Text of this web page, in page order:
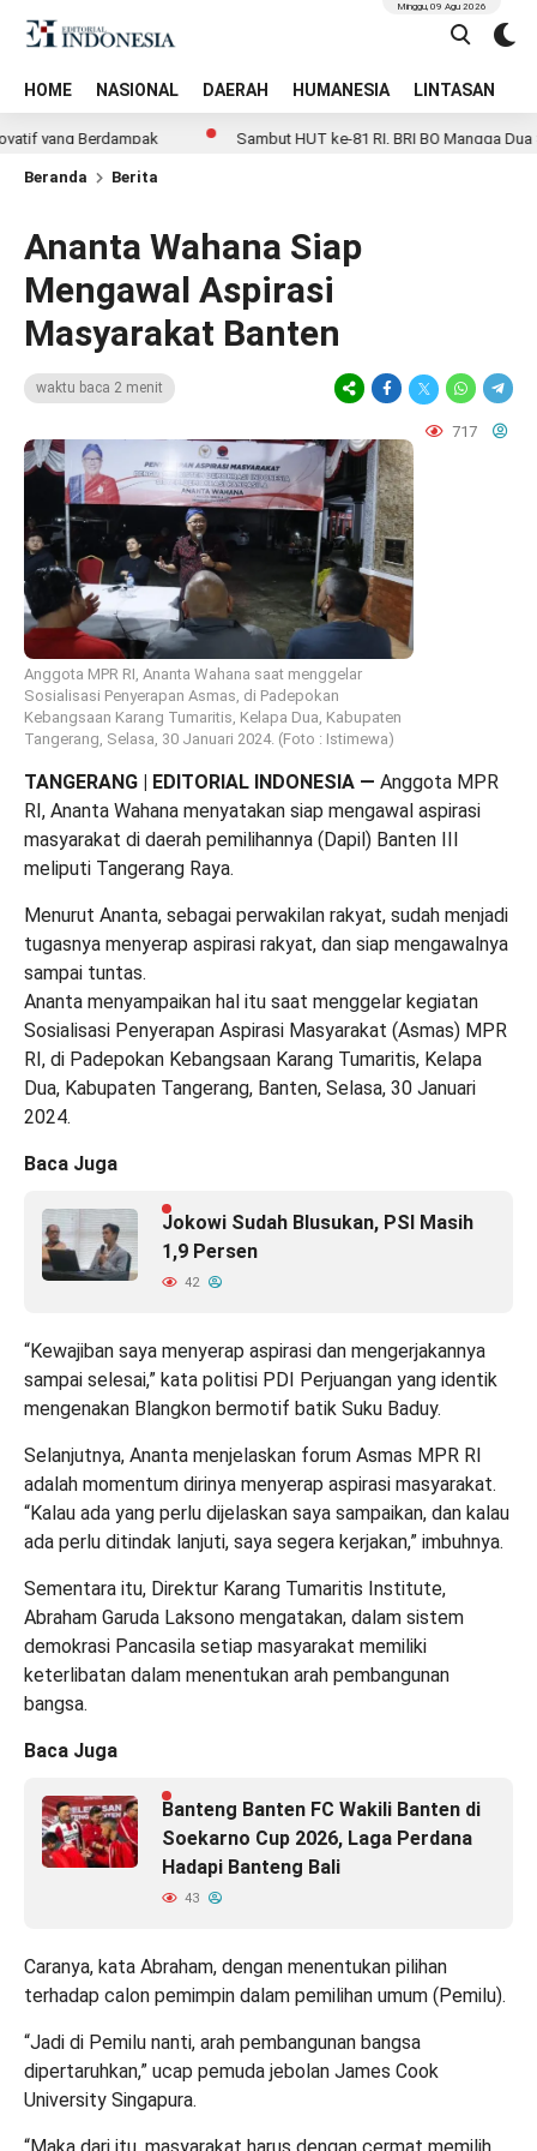
HOME NASIONAL DAERAH HUMANESIA LINTASAN
Minggu, 09 Agu 2026
Berdampak Sambut HUT ke-81 RI, BRI BO Mangga Dua
Beranda Berita
Ananta Wahana Siap
Mengawal Aspirasi
Masyarakat Banten
waktu baca 2 menit
717
Anggota MPR RI, Ananta Wahana saat menggelar
Sosialisasi Penyerapan Asmas, di Padepokan
Kebangsaan Karang Tumaritis, Kelapa Dua, Kabupaten
Tangerang, Selasa, 30 Januari 2024. (Foto : Istimewa)
TANGERANG | EDITORIAL INDONESIA — Anggota MPR
RI, Ananta Wahana menyatakan siap mengawal aspirasi
masyarakat di daerah pemilihannya (Dapil) Banten III
meliputi Tangerang Raya.
Menurut Ananta, sebagai perwakilan rakyat, sudah menjadi
tugasnya menyerap aspirasi rakyat, dan siap mengawalnya
sampai tuntas.
Ananta menyampaikan hal itu saat menggelar kegiatan
Sosialisasi Penyerapan Aspirasi Masyarakat (Asmas) MPR
RI, di Padepokan Kebangsaan Karang Tumaritis, Kelapa
Dua, Kabupaten Tangerang, Banten, Selasa, 30 Januari
2024.
Baca Juga
Jokowi Sudah Blusukan, PSI Masih
1,9 Persen
42
“Kewajiban saya menyerap aspirasi dan mengerjakannya
sampai selesai,” kata politisi PDI Perjuangan yang identik
mengenakan Blangkon bermotif batik Suku Baduy.
Selanjutnya, Ananta menjelaskan forum Asmas MPR RI
adalah momentum dirinya menyerap aspirasi masyarakat.
“Kalau ada yang perlu dijelaskan saya sampaikan, dan kalau
ada perlu ditindak lanjuti, saya segera kerjakan,” imbuhnya.
Sementara itu, Direktur Karang Tumaritis Institute,
Abraham Garuda Laksono mengatakan, dalam sistem
demokrasi Pancasila setiap masyarakat memiliki
keterlibatan dalam menentukan arah pembangunan
bangsa.
Baca Juga
Banteng Banten FC Wakili Banten di
Soekarno Cup 2026, Laga Perdana
Hadapi Banteng Bali
43
Caranya, kata Abraham, dengan menentukan pilihan
terhadap calon pemimpin dalam pemilihan umum (Pemilu).
“Jadi di Pemilu nanti, arah pembangunan bangsa
dipertaruhkan,” ucap pemuda jebolan James Cook
University Singapura.